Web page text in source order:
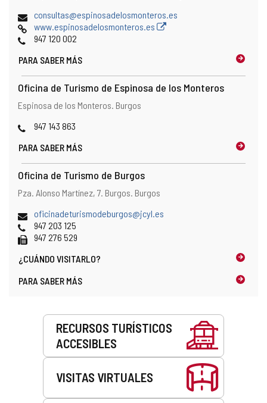
Dirección
de
correo
consultas@espinosadelosmonteros.es
Página
Web
www.espinosadelosmonteros.es
Teléfonos
947 120 002
PARA SABER MÁS
Oficina de Turismo de Espinosa de los Monteros
Dirección
Dirección
Espinosa de los Monteros. Burgos
Teléfonos
947 143 863
PARA SABER MÁS
Oficina de Turismo de Burgos
Dirección
Dirección
Pza. Alonso Martínez, 7. Burgos. Burgos
Dirección
de
correo
electrónico
oficinadeturismodeburgos@jcyl.es
Teléfonos
947 203 125
Fax 947 276 529
¿CUÁNDO VISITARLO?
PARA SABER MÁS
RECURSOS TURÍSTICOS
ACCESIBLES
VISITAS VIRTUALES